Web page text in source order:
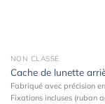
NON CLASSÉ
Cache de lunette
Fabriqué avec précision
Fixations incluses (ruban